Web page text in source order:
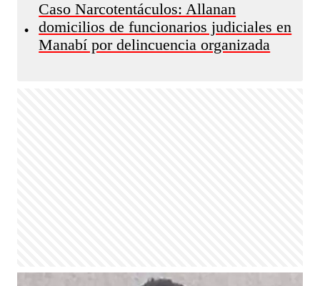
•
Caso Narcotentáculos: Allanan
domicilios de funcionarios judiciales en
Manabí por delincuencia organizada